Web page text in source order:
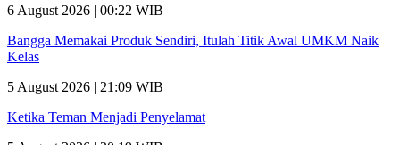
6 August 2026 | 00:22 WIB
Bangga Memakai Produk Sendiri, Itulah Titik Awal UMKM Naik
Kelas
5 August 2026 | 21:09 WIB
Ketika Teman Menjadi Penyelamat